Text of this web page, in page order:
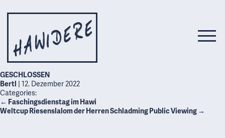
GESCHLOSSEN
Bertl | 12. Dezember 2022
Categories:
← Faschingsdienstag im Hawi
Weltcup Riesenslalom der Herren Schladming Public Viewing →